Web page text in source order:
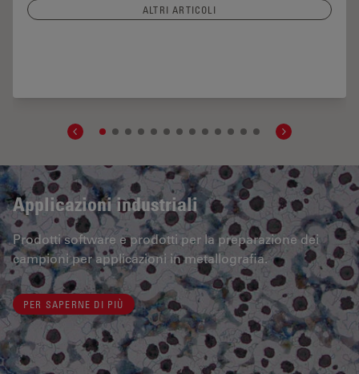
ALTRI ARTICOLI
Applicazioni industriali
Prodotti software e prodotti per la preparazione dei
campioni per applicazioni in metallografia.
PER SAPERNE DI PIÙ